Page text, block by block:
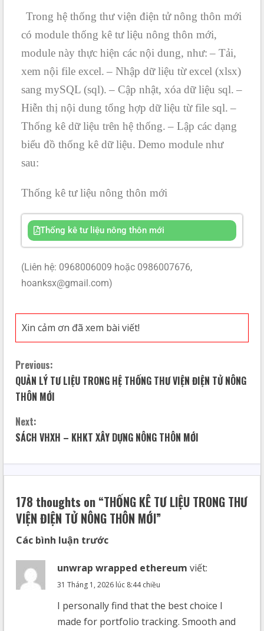
Trong hệ thống thư viện điện tử nông thôn mới
có module thống kê tư liệu nông thôn mới,
module này thực hiện các nội dung, như: – Tải,
xem nội file excel. – Nhập dữ liệu từ excel (xlsx)
sang mySQL (sql). – Cập nhật, xóa dữ liệu sql. –
Hiễn thị nội dung tổng hợp dữ liệu từ file sql. –
Thống kê dữ liệu trên hệ thống. – Lập các dạng
biểu đồ thống kê dữ liệu. Demo module như
sau:
Thống kê tư liệu nông thôn mới
Thống kê tư liệu nông thôn mới
(Liên hệ: 0968006009 hoặc 0986007676,
hoanksx@gmail.com)
Xin cảm ơn đã xem bài viết!
Previous:
QUẢN LÝ TƯ LIỆU TRONG HỆ THỐNG THƯ VIỆN ĐIỆN TỬ NÔNG
THÔN MỚI
Next:
SÁCH VHXH – KHKT XÂY DỰNG NÔNG THÔN MỚI
178 thoughts on “THỐNG KÊ TƯ LIỆU TRONG THƯ
VIỆN ĐIỆN TỬ NÔNG THÔN MỚI”
Các bình luận trước
unwrap wrapped ethereum viết:
31 Tháng 1, 2026 lúc 8:44 chiều
I personally find that the best choice I
made for portfolio tracking. Smooth and